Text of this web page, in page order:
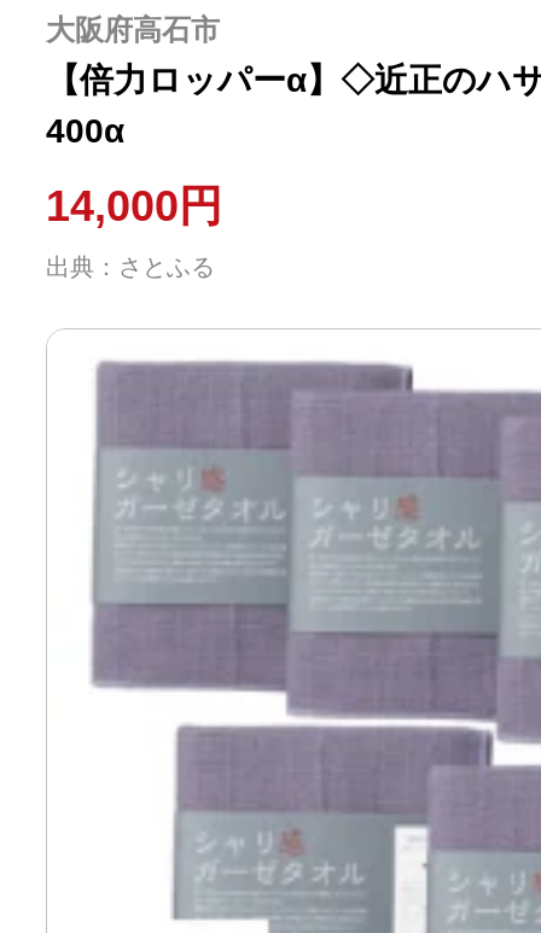
大阪府高石市
【倍力ロッパーα】◇近正のハサ
400α
14,000円
出典：さとふる